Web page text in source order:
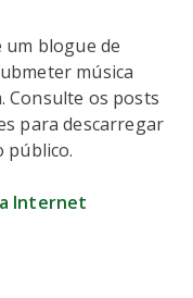
um blogue de
música
Consulte os posts
para descarregar
público.
Internet